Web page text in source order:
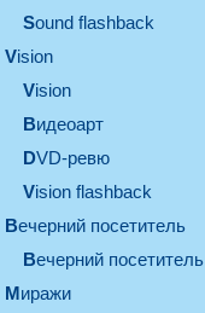
Sound flashback
vision
vision
видеоарт
DVD-ревю
Vision flashback
вечерний посетитель
вечерний посетитель
миражи